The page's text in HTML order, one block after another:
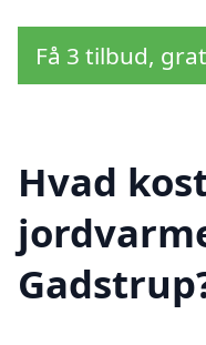
Få 3 tilbud,
Hvad